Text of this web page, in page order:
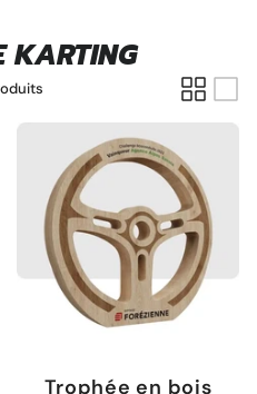
KARTING
Trophée en bois